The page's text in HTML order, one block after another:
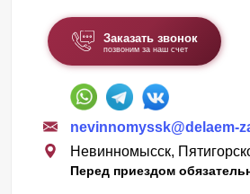
Заказать звонок
позвоним за наш счет
nevinnomyssk@delaem-
Невинномысск,
Перед приездом